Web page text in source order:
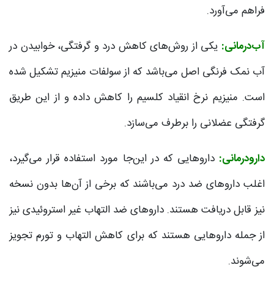
فراهم می‌آورد.
آب‌درمانی: یکی از روش‌های کاهش درد و گرفتگی، خوابیدن در
آب نمک فرنگی اصل می‌باشد که از سولفات منیزیم تشکیل شده
است. منیزیم نرخ انقیاد کلسیم را کاهش داده و از این طریق
گرفتگی عضلانی را برطرف می‌سازد.
دارودرمانی: داروهایی که در این‌جا مورد استفاده قرار می‌گیرد،
اغلب داروهای ضد درد می‌باشند که برخی از آن‌ها بدون نسخه
نیز قابل دریافت هستند. داروهای ضد التهاب غیر استروئیدی نیز
از جمله داروهایی هستند که برای کاهش التهاب و تورم تجویز
می‌شوند.